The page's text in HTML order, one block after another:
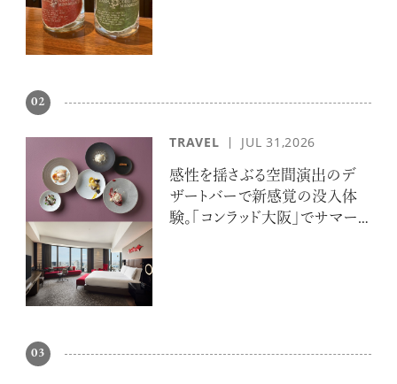
02
TRAVEL JUL 31,2026
感性を揺さぶる空間演出のデ
ザートバーで新感覚の没入体
験。「コンラッド大阪」でサマー
03